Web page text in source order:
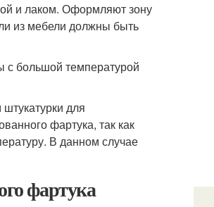
и лаком. Оформляют зону
из мебели должны быть
с большой температурой
для
фартука, так как
В данном случае
фартука